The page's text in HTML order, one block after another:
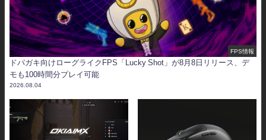
FPS情報
ドパガキ向けローグライクFPS「Lucky Shot」が8月8日リリース、デ
モも100時間分プレイ可能
2026.08.04